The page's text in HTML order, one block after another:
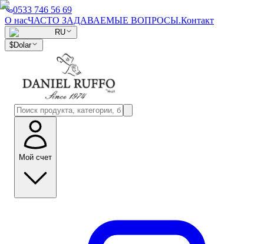
0533 746 56 69
О насЧАСТО ЗАДАВАЕМЫЕ ВОПРОСЫ.Контакт
RU
$Dolar
Мой счет